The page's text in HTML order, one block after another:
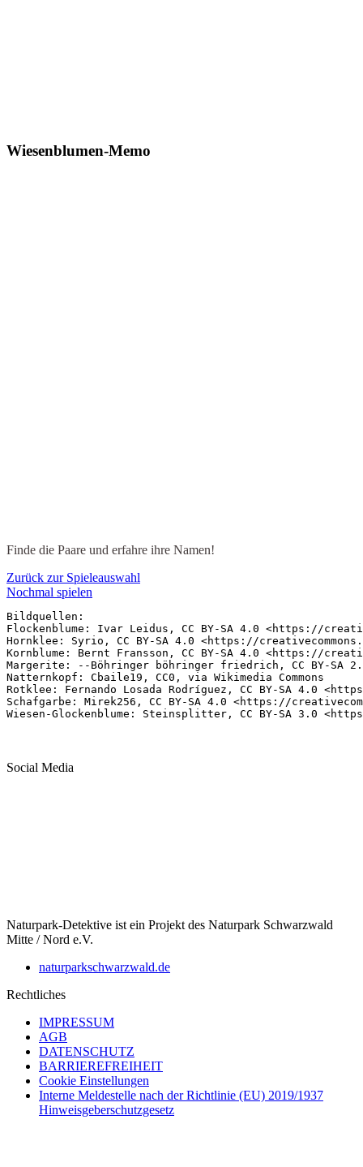
Wiesenblumen-Memo
Finde die Paare und erfahre ihre Namen!
Zurück zur Spieleauswahl
Nochmal spielen
Bildquellen:
Flockenblume: Ivar Leidus, CC BY-SA 4.0 <https://
Hornklee: Syrio, CC BY-SA 4.0 <https://
Kornblume: Bernt Fransson, CC BY-SA 4.0 <https://
Margerite: --Böhringer böhringer friedrich, CC BY-SA
Natternkopf: Cbaile19, CC0, via Wikimedia Commons
Rotklee: Fernando Losada Rodríguez, CC BY-SA 4.0
Schafgarbe: Mirek256, CC BY-SA 4.0 <https://
Wiesen-Glockenblume: Steinsplitter, CC BY-SA 3.0
Social Media
Naturpark-Detektive ist ein Projekt des Naturpark Schwarzwald
Mitte / Nord e.V.
naturparkschwarzwald.de
Rechtliches
IMPRESSUM
AGB
DATENSCHUTZ
BARRIEREFREIHEIT
Cookie Einstellungen
Interne Meldestelle nach der Richtlinie (EU) 2019/1937
Hinweisgeberschutzgesetz